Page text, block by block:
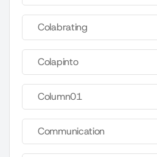
Colabrating
Colapinto
Column01
Communication